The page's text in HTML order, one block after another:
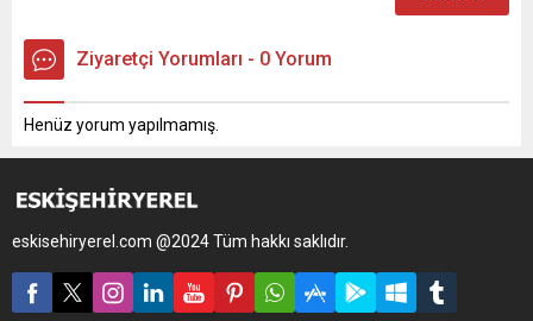
Ziyaretçi Yorumları - 0 Yorum
Henüz yorum yapılmamış.
eskisehiryerel.com @2024 Tüm hakkı saklıdır.